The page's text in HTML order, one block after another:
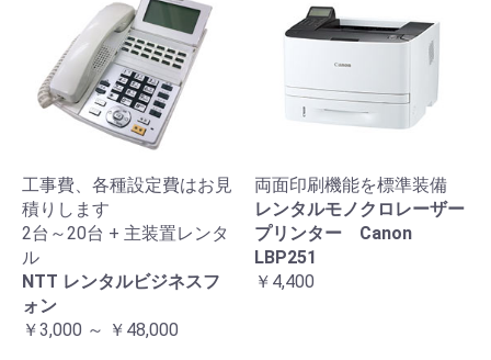
工事費、各種設定費はお見
積りします
2台～20台 + 主装置レンタ
ル
NTT レンタルビジネスフ
ォン
￥3,000 ～ ￥48,000
両面印刷機能を標準装備
レンタルモノクロレーザー
プリンター Canon
LBP251
￥4,400